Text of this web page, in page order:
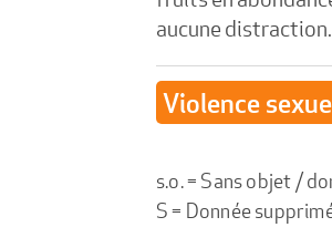
aucune distraction.
Violence
s.o. = Sans objet /
S = Donnée